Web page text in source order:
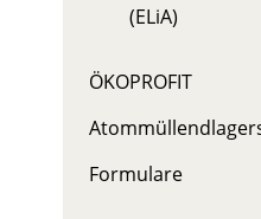
(ELiA)
ÖKOPROFIT
Formulare